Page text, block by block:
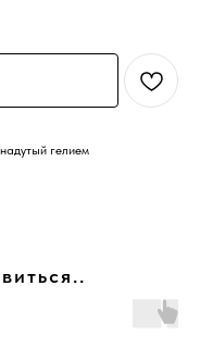
гелием